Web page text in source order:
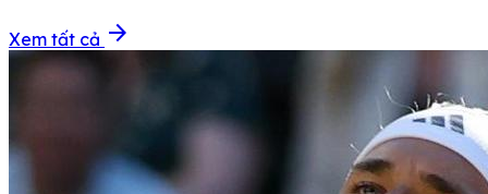
Xem tất cả arrow_forward